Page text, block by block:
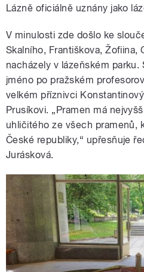
Lázně oficiálně uznány jako
V minulosti zde došlo ke
Skalního, Františkova, Žofiina,
nacházely v lázeňském parku.
jméno po pražském
velkém příznivci
Prusíkovi. „Pramen má
uhličitého ze všech pramenů,
České republiky,“ upřesňuje
Jurásková.